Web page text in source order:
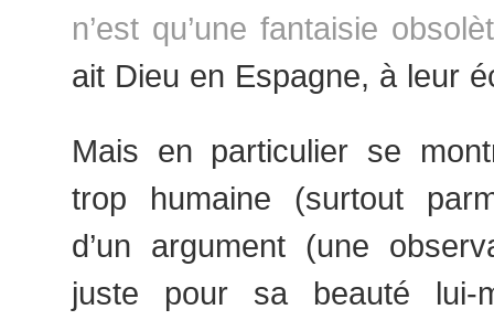
n’est qu’une fantaisie
ait Dieu en Espagne, à leur
Mais en particulier se
trop humaine (surtout
d’un argument (une
juste pour sa beauté lui-